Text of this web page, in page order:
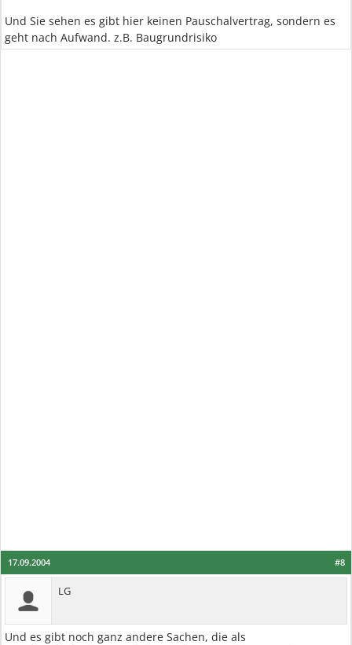
Und Sie sehen es gibt hier keinen Pauschalvertrag, sondern es
geht nach Aufwand. z.B. Baugrundrisiko
#8
17.09.2004
LG
Und es gibt noch ganz andere Sachen, die als